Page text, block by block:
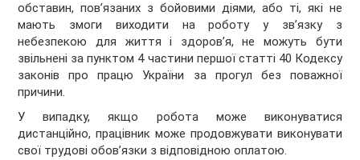
обставин, пов’язаних з бойовими діями, або ті, які не
мають змоги виходити на роботу у зв’язку з
небезпекою для життя і здоров’я, не можуть бути
звільнені за пунктом 4 частини першої статті 40 Кодексу
законів про працю України за прогул без поважної
причини.
У випадку, якщо робота може виконуватися
дистанційно, працівник може продовжувати виконувати
свої трудові обов’язки з відповідною оплатою.